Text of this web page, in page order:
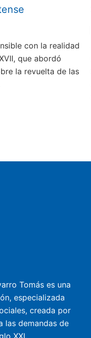
con la realidad
que abordó
la revuelta de las
Tomás es una
especializada
creada por
las demandas de